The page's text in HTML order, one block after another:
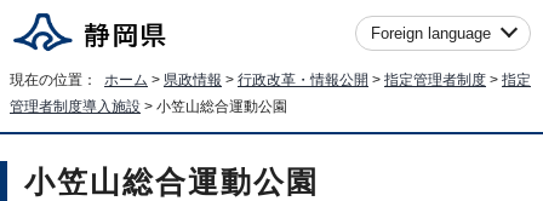
Foreign language
現在の位置： ホーム > 県政情報 > 行政改革・情報公開 > 指定管理者制度 > 指定
管理者制度導入施設 > 小笠山総合運動公園
小笠山総合運動公園